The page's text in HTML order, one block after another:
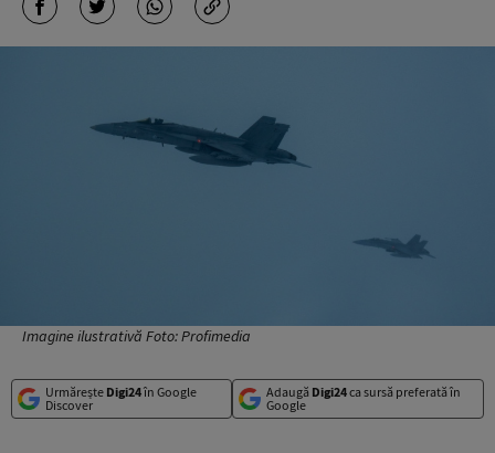
Imagine ilustrativă Foto: Profimedia
Urmărește Digi24în Google
Discover
Adaugă Digi24ca sursă preferată în
Google